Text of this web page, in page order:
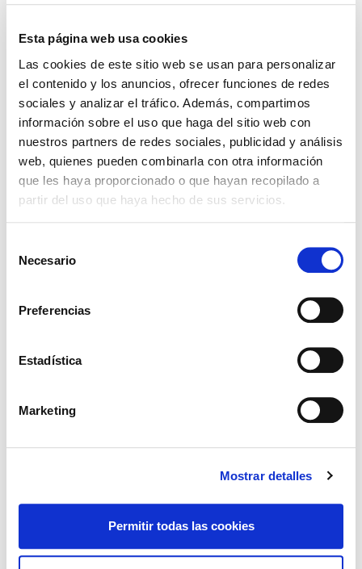
Esta página web usa cookies
Las cookies de este sitio web se usan para personalizar
el contenido y los anuncios, ofrecer funciones de redes
sociales y analizar el tráfico. Además, compartimos
información sobre el uso que haga del sitio web con
nuestros partners de redes sociales, publicidad y análisis
web, quienes pueden combinarla con otra información
que les haya proporcionado o que hayan recopilado a
partir del uso que haya hecho de sus servicios.
Necesario
Preferencias
Estadística
Marketing
Mostrar detalles
Permitir todas las cookies
Galería
Si quieres ver algunos ejemplos, en nuestra galería
puedes ver algunos de las vallas que hemos instalado.
Ver más